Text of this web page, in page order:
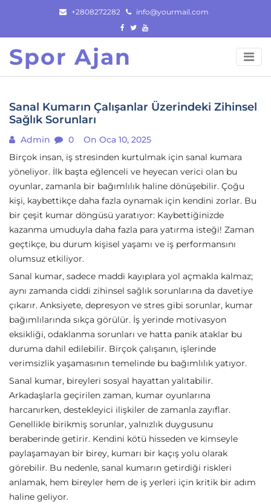
content
+2808272282 info@yourmail.com
Spor Ajan
Sanal Kumarın Çalışanlar Üzerindeki Zihinsel
Sağlık Sorunları
Admin 0
On Oca 10, 2025
Birçok insan, iş stresinden kurtulmak için sanal kumara
yöneliyor. İlk başta eğlenceli ve heyecan verici olan bu
oyunlar, zamanla bir bağımlılık haline dönüşebilir. Çoğu
kişi, kaybettikçe daha fazla oynamak için kendini zorlar. Bu
bir çeşit kumar döngüsü yaratıyor: Kaybettiğinizde
kazanma umuduyla daha fazla para yatırma isteği! Zaman
geçtikçe, bu durum kişisel yaşamı ve iş performansını
olumsuz etkiliyor.
Sanal kumar, sadece maddi kayıplara yol açmakla kalmaz;
aynı zamanda ciddi zihinsel sağlık sorunlarına da davetiye
çıkarır. Anksiyete, depresyon ve stres gibi sorunlar, kumar
bağımlılarında sıkça görülür. İş yerinde motivasyon
eksikliği, odaklanma sorunları ve hatta panik ataklar bu
duruma dahil edilebilir. Birçok çalışanın, işlerinde
verimsizlik yaşamasının temelinde bu bağımlılık yatıyor.
Sanal kumar, bireyleri sosyal hayattan yalıtabilir.
Arkadaşlarla geçirilen zaman, kumar oyunlarına
harcanırken, destekleyici ilişkiler de zamanla zayıflar.
Genellikle birikmiş sorunlar, yalnızlık duygusunu
beraberinde getirir. Kendini kötü hisseden ve kimseyle
paylaşamayan bir birey, kumarı bir kaçış yolu olarak
görebilir. Bu nedenle, sanal kumarın getirdiği riskleri
anlamak, hem bireyler hem de iş yerleri için kritik bir adım
haline geliyor.